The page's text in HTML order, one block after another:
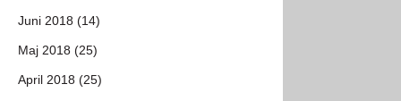
Juni 2018 (14)
Maj 2018 (25)
April 2018 (25)